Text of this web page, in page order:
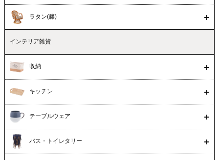
ラタン(籐)
インテリア雑貨
収納
キッチン
テーブルウェア
バス・トイレタリー